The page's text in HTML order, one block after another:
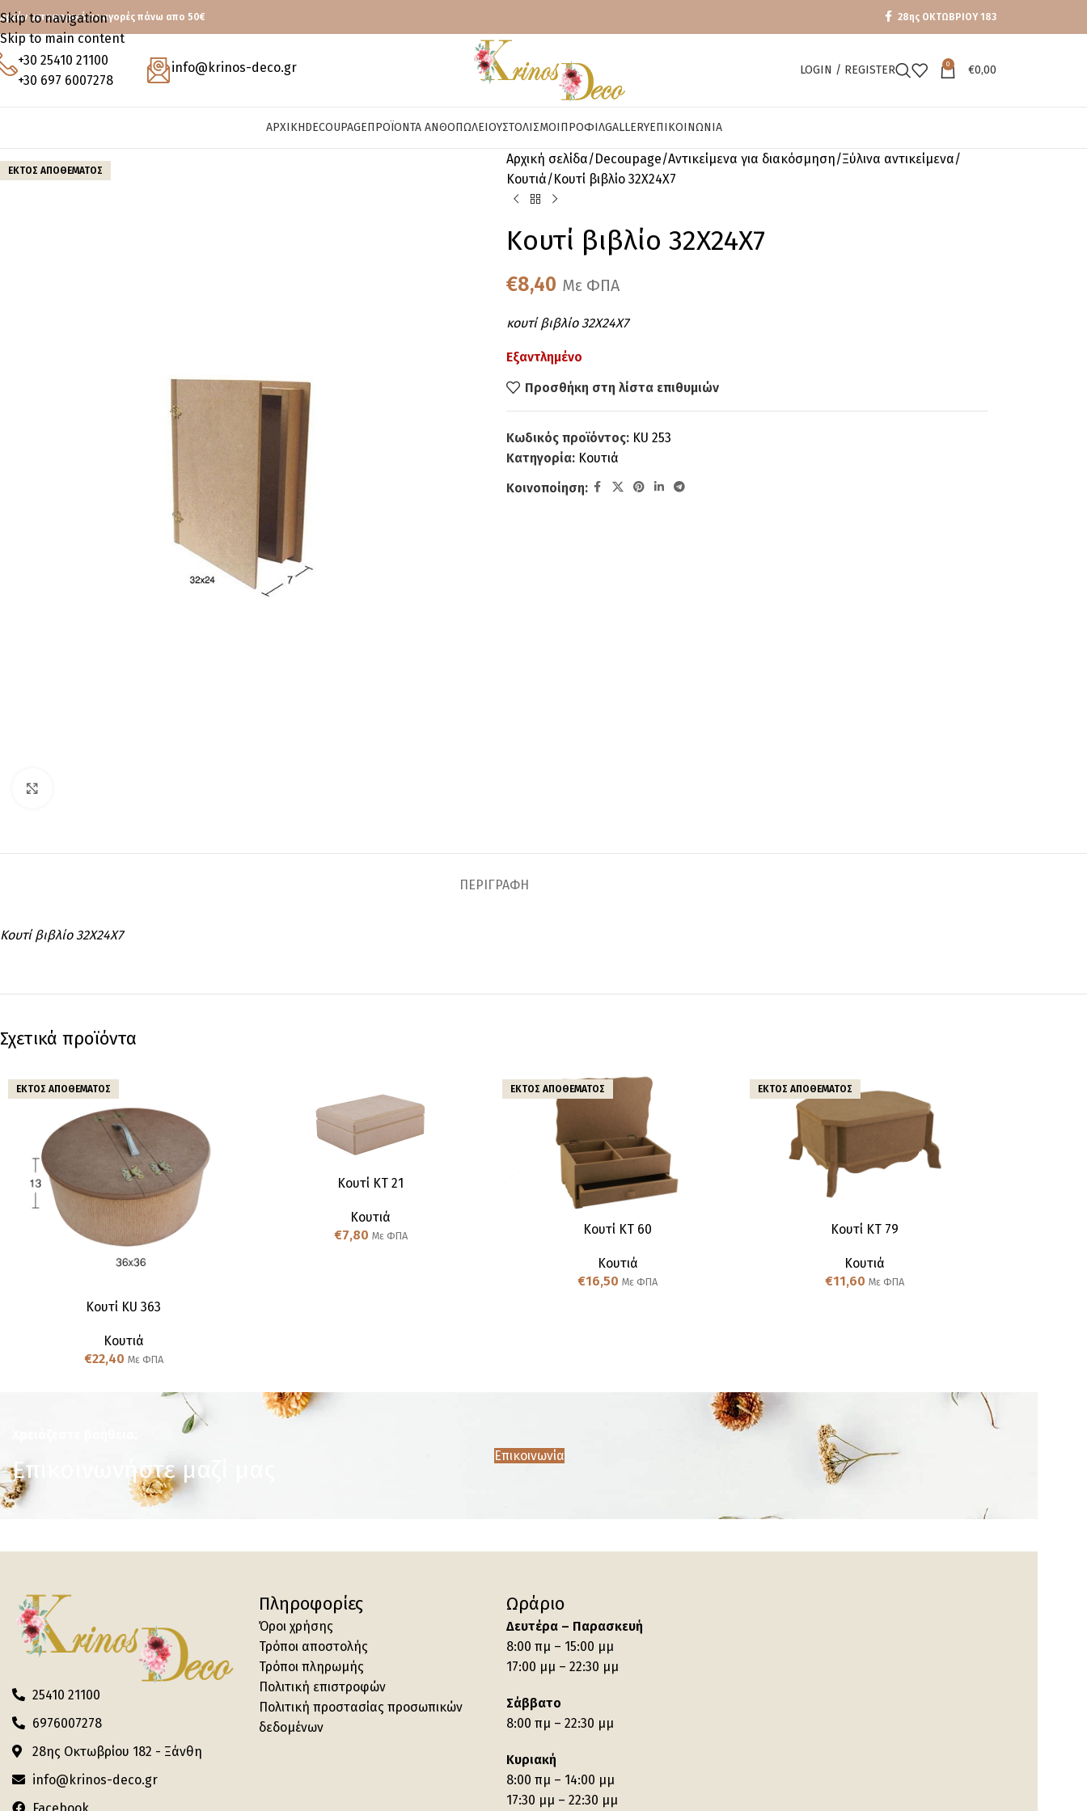
Skip to navigation
Skip to main content
μεταφορικά με αγορές πάνω απο 50€ 28ης ΟΚΤΩΒΡΙΟΥ 183
+30 25410 21100
+30 697 6007278
info@krinos-deco.gr LOGIN / REGISTER 0 €0,00
ΑΡΧΙΚΉDECOUPAGEΠΡΟΪΌΝΤΑ ΑΝΘΟΠΩΛΕΊΟΥΣΤΟΛΙΣΜΟΊΠΡΟΦΊΛGALLERYΕΠΙΚΟΙΝΩΝΊΑ
ΕΚΤΌΣ ΑΠΟΘΈΜΑΤΟΣ
Αρχική σελίδα Decoupage Αντικείμενα για διακόσμηση Ξύλινα αντικείμενα
Κουτιά Κουτί βιβλίο 32X24X7
Κουτί βιβλίο 32X24X7
€8,40 Με ΦΠΑ
κουτί βιβλίο 32X24X7
Εξαντλημένο
Προσθήκη στη λίστα επιθυμιών
Κωδικός προϊόντος: KU 253
Κατηγορία: Κουτιά
Κοινοποίηση:
ΠΕΡΙΓΡΑΦΉ
Κουτί βιβλίο 32X24X7
Σχετικά προϊόντα
ΕΚΤΌΣ ΑΠΟΘΈΜΑΤΟΣ
Kουτί KU 363
Κουτιά
€22,40 Με ΦΠΑ
Κουτί KT 21
Κουτιά
€7,80 Με ΦΠΑ
ΕΚΤΌΣ ΑΠΟΘΈΜΑΤΟΣ
Κουτί KT 60
Κουτιά
€16,50 Με ΦΠΑ
ΕΚΤΌΣ ΑΠΟΘΈΜΑΤΟΣ
Κουτί KT 79
Κουτιά
€11,60 Με ΦΠΑ
Επικοινωνήστε μαζί μας Επικοινωνία
25410 21100
6976007278
28ης Οκτωβρίου 182 - Ξάνθη
info@krinos-deco.gr
Πληροφορίες
Όροι χρήσης
Τρόποι αποστολής
Τρόποι πληρωμής
Πολιτική επιστροφών
Πολιτική προστασίας προσωπικών
δεδομένων
Ωράριο
Δευτέρα – Παρασκευή
8:00 πμ – 15:00 μμ
17:00 μμ – 22:30 μμ
Σάββατο
8:00 πμ – 22:30 μμ
Κυριακή
8:00 πμ – 14:00 μμ
17:30 μμ – 22:30 μμ